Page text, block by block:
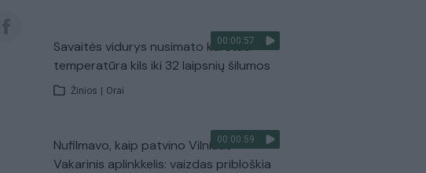
00:00:57
Savaitės vidurys nusimato karštas:
temperatūra kils iki 32 laipsnių šilumos
Žinios Orai
00:00:59
Nufilmavo, kaip patvino Vilniaus
Vakarinis aplinkkelis: vaizdas pribloškia